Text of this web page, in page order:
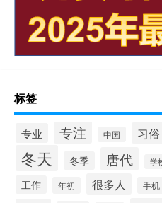
标签
专业 专注 中国 习俗
冬天 冬季 唐代 学
工作 年初 很多人 手机